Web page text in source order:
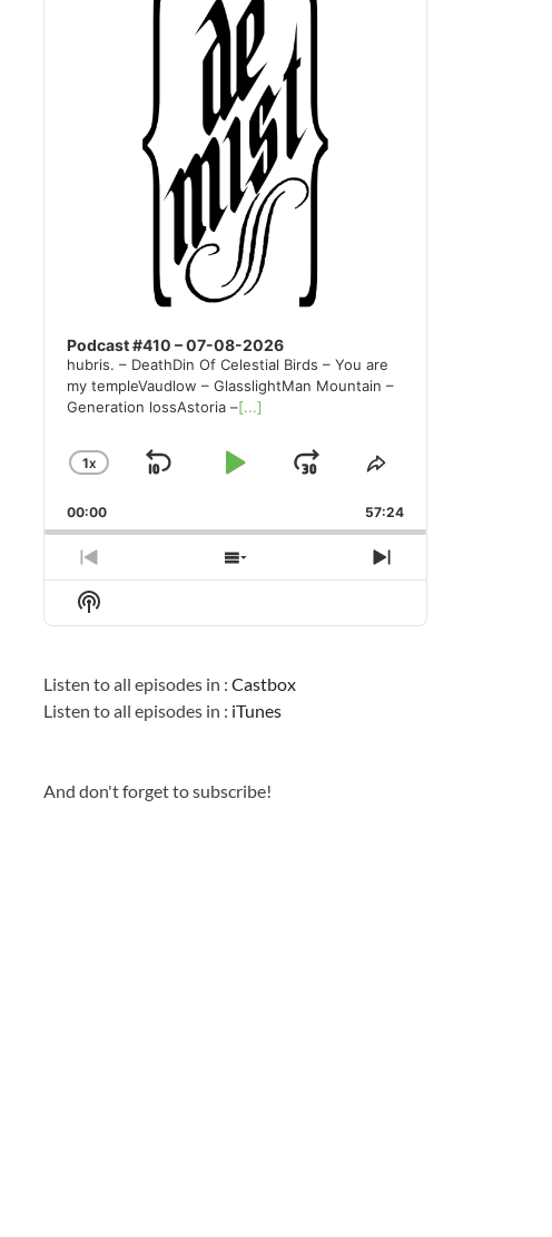
Podcast #410 – 07-08-2026
hubris. – DeathDin Of Celestial Birds – You are
my templeVaudlow – GlasslightMan Mountain –
Generation lossAstoria –[...]
CHANGE
RATE
1X
SKIPPLAYJUMP
FORWARD
SHARE
EPISODE
00:00 57:24
PREVIOUS
EPISODE
SHOW
EPISODES
NEXT
EPISODE
Show
Podcast
Listen to all episodes in :Castbox
Listen to all episodes in : iTunes
And don't forget to subscribe!